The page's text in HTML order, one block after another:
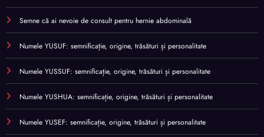
Semne că ai nevoie de consult pentru hernie abdominală
Numele YUSUF: semnificație, origine, trăsături și personalitate
Numele YUSSUF: semnificație, origine, trăsături și personalitate
Numele YUSHUA: semnificație, origine, trăsături și personalitate
Numele YUSEF: semnificație, origine, trăsături și personalitate